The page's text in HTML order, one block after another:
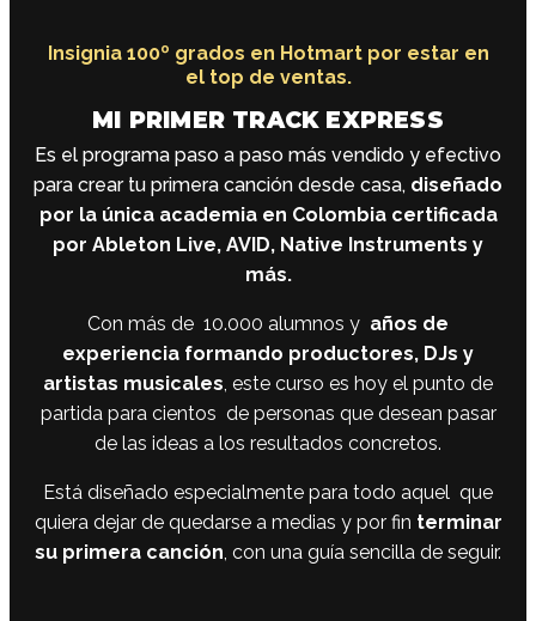
Insignia 100º grados en Hotmart por estar en
el top de ventas.
MI PRIMER TRACK EXPRESS
Es el programa paso a paso más vendido y efectivo
para crear tu primera canción desde casa, diseñado
por la única academia en Colombia certificada
por Ableton Live, AVID, Native Instruments y
más.
Con más de 10.000 alumnos y años de
experiencia formando productores, DJs y
artistas musicales, este curso es hoy el punto de
partida para cientos de personas que desean pasar
de las ideas a los resultados concretos.
Está diseñado especialmente para todo aquel que
quiera dejar de quedarse a medias y por fin terminar
su primera canción, con una guía sencilla de seguir.